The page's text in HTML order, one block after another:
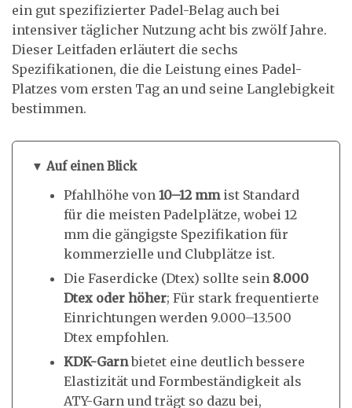
ein gut spezifizierter Padel-Belag auch bei
intensiver täglicher Nutzung acht bis zwölf Jahre.
Dieser Leitfaden erläutert die sechs
Spezifikationen, die die Leistung eines Padel-
Platzes vom ersten Tag an und seine Langlebigkeit
bestimmen.
▼ Auf einen Blick
Pfahlhöhe von 10–12 mmist Standard
für die meisten Padelplätze, wobei 12
mm die gängigste Spezifikation für
kommerzielle und Clubplätze ist.
Die Faserdicke (Dtex) sollte sein 8.000
Dtex oder höher; Für stark frequentierte
Einrichtungen werden 9.000–13.500
Dtex empfohlen.
KDK-Garnbietet eine deutlich bessere
Elastizität und Formbeständigkeit als
ATY-Garn und trägt so dazu bei,